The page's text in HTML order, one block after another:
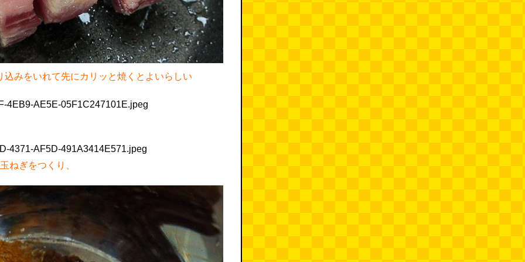
みをいれて先にカリッと焼くとよいらしい
ねぎをつくり、